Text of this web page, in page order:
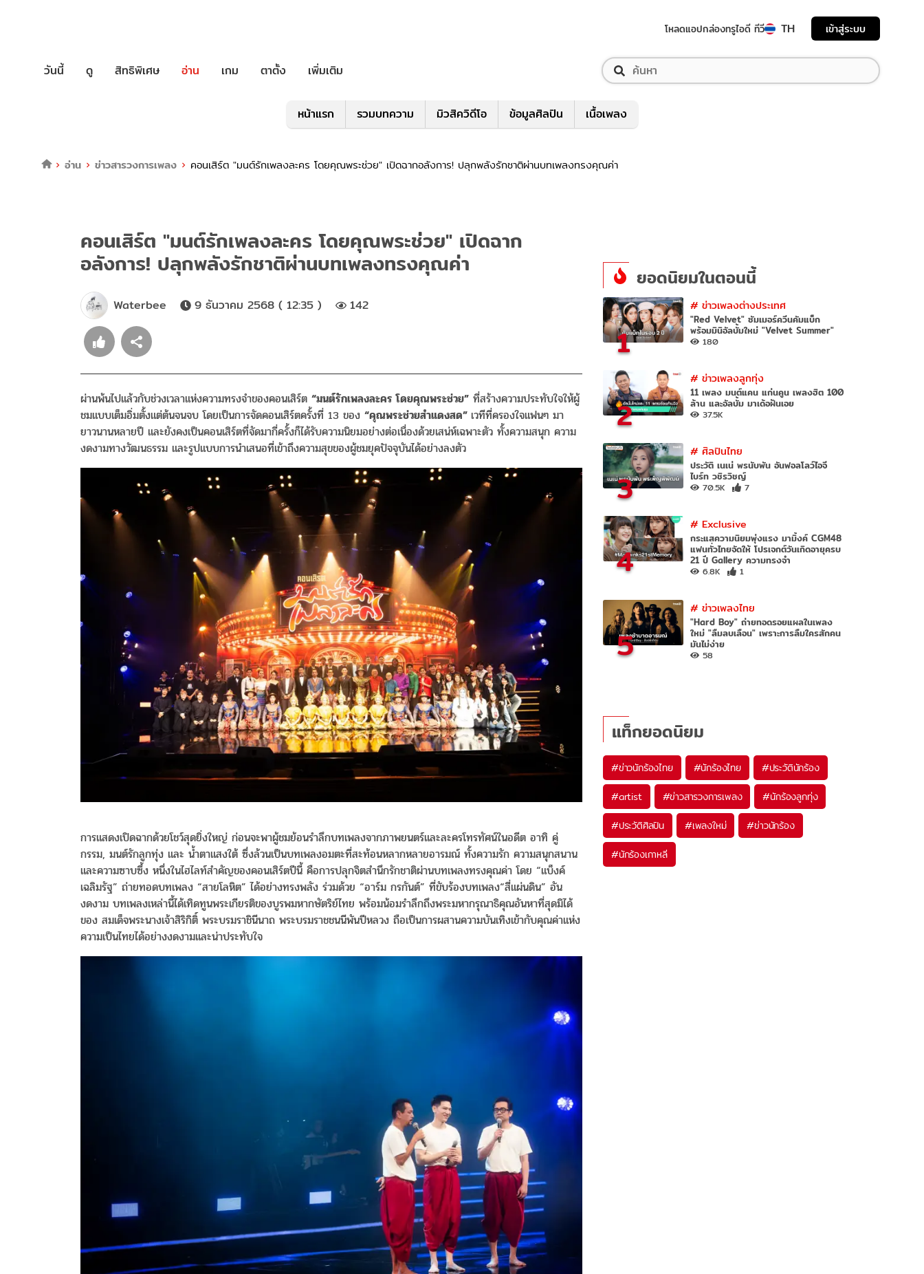
โหลดแอปกล่องทรูไอดี ทีวี TH เข้าสู่ระบบ
วันนี้ ดู สิทธิพิเศษ อ่าน เกม ตาตั้ง เพิ่มเติม
หน้าแรก รวมบทความ มิวสิควิดีโอ ข้อมูลศิลปิน เนื้อเพลง
อ่าน ข่าวสารวงการเพลง คอนเสิร์ต "มนต์รักเพลงละคร โดยคุณพระช่วย" เปิดฉากอลังการ! ปลุกพลังรักชาติผ่านบทเพลงทรงคุณค่า
คอนเสิร์ต "มนต์รักเพลงละคร โดยคุณพระช่วย" เปิดฉาก
อลังการ! ปลุกพลังรักชาติผ่านบทเพลงทรงคุณค่า
Waterbee 9 ธันวาคม 2568 ( 12:35 ) 142
ผ่านพ้นไปแล้วกับช่วงเวลาแห่งความทรงจำของคอนเสิร์ต “มนต์รักเพลงละคร โดยคุณพระช่วย” ที่สร้างความประทับใจให้ผู้
ชมแบบเต็มอิ่มตั้งแต่ต้นจนจบ โดยเป็นการจัดคอนเสิร์ตครั้งที่ 13 ของ “คุณพระช่วยสำแดงสด” เวทีที่ครองใจแฟนๆ มา
ยาวนานหลายปี และยังคงเป็นคอนเสิร์ตที่จัดมากี่ครั้งก็ได้รับความนิยมอย่างต่อเนื่องด้วยเสน่ห์เฉพาะตัว ทั้งความสนุก ความ
งดงามทางวัฒนธรรม และรูปแบบการนำเสนอที่เข้าถึงความสุขของผู้ชมยุคปัจจุบันได้อย่างลงตัว
การแสดงเปิดฉากด้วยโชว์สุดยิ่งใหญ่ ก่อนจะพาผู้ชมย้อนรำลึกบทเพลงจากภาพยนตร์และละครโทรทัศน์ในอดีต อาทิ คู่
กรรม, มนต์รักลูกทุ่ง และ น้ำตาแสงใต้ ซึ่งล้วนเป็นบทเพลงอมตะที่สะท้อนหลากหลายอารมณ์ ทั้งความรัก ความสนุกสนาน
และความซาบซึ้ง หนึ่งในไฮไลท์สำคัญของคอนเสิร์ตปีนี้ คือการปลุกจิตสำนึกรักชาติผ่านบทเพลงทรงคุณค่า โดย “แบ็งค์
เฉลิมรัฐ” ถ่ายทอดบทเพลง “สายโลหิต” ได้อย่างทรงพลัง ร่วมด้วย “อาร์ม กรกันต์” ที่ขับร้องบทเพลง“สี่แผ่นดิน” อัน
งดงาม บทเพลงเหล่านี้ได้เทิดทูนพระเกียรติของบูรพมหากษัตริย์ไทย พร้อมน้อมรำลึกถึงพระมหากรุณาธิคุณอันหาที่สุดมิได้
ของ สมเด็จพระนางเจ้าสิริกิติ์ พระบรมราชินีนาถ พระบรมราชชนนีพันปีหลวง ถือเป็นการผสานความบันเทิงเข้ากับคุณค่าแห่ง
ความเป็นไทยได้อย่างงดงามและน่าประทับใจ
ยอดนิยมในตอนนี้
1
# ข่าวเพลงต่างประเทศ
"Red Velvet" ซัมเมอร์ควีนคัมแบ็ก
พร้อมมินิอัลบั้มใหม่ "Velvet Summer"
180
2
# ข่าวเพลงลูกทุ่ง
11 เพลง มนต์แคน แก่นคูน เพลงฮิต 100
ล้าน และอัลบั้ม มาเด้อฝันเอย
37.5K
3
# ศิลปินไทย
ประวัติ เนเน่ พรนับพัน อันฟอลโลว์ไอจี
ไบร์ท วชิรวิชญ์
70.5K 7
4
# Exclusive
กระแสความนิยมพุ่งแรง มามิ้งค์ CGM48
แฟนทั่วไทยจัดให้ โปรเจกต์วันเกิดอายุครบ
21 ปี Gallery ความทรงจำ
6.8K 1
5
# ข่าวเพลงไทย
"Hard Boy" ถ่ายทอดรอยแผลในเพลง
ใหม่ "ลืมลบเลือน" เพราะการลืมใครสักคน
มันไม่ง่าย
58
แท็กยอดนิยม
#ข่าวนักร้องไทย #นักร้องไทย #ประวัตินักร้อง
#artist #ข่าวสารวงการเพลง #นักร้องลูกทุ่ง
#ประวัติศิลปิน #เพลงใหม่ #ข่าวนักร้อง
#นักร้องเกาหลี